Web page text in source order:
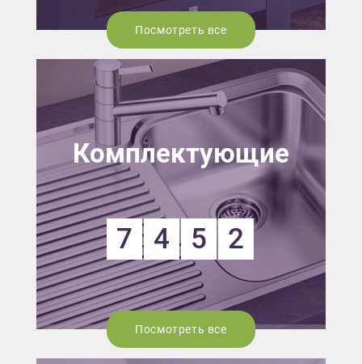
Посмотреть все
Комплектующие
7 4 5 2
Посмотреть все